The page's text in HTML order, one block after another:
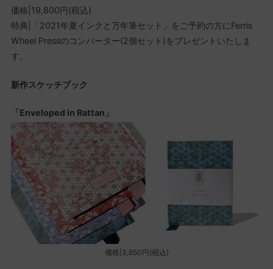
価格|19,800円(税込)
特典|「2021年夏インクと万年筆セット」をご予約の方にFerris
Wheel Pressのコンバーター(2個セット)をプレゼントいたしま
す。
新作スケッチブック
「Enveloped in Rattan」
価格|3,850円(税込)